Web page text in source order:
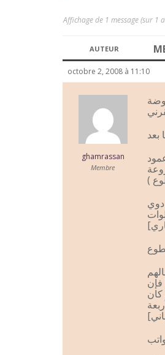
Affichage de 1 message (sur 1
AUTEUR
octobre 2, 2008 à 11:10
ghamrassan
Membre
فإن
كان